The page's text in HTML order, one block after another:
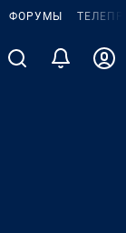
ФОРУМЫ